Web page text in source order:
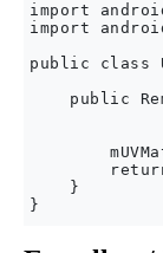
import
import
public class
public
    }